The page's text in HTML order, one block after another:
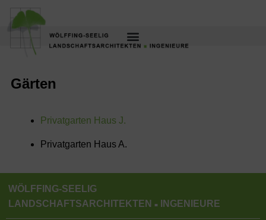
Gärten
Privatgarten Haus J.
Privatgarten Haus A.
WÖLFFING-SEELIG
LANDSCHAFTSARCHITEKTEN
■ INGENIEURE